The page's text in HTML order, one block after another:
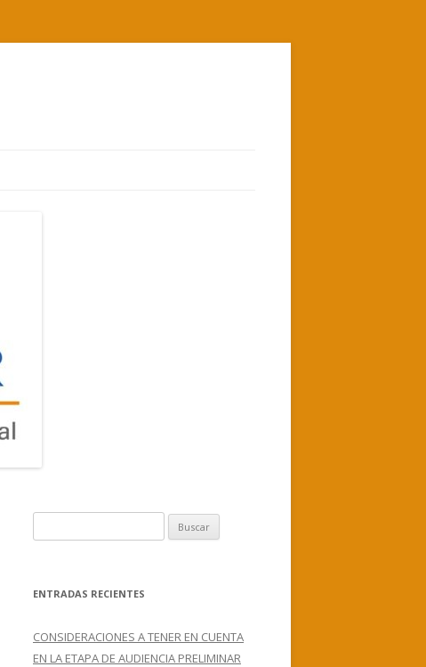
u
c
r
:
ENTRADAS RECIENTES
CONSIDERACIONES A TENER EN CUENTA
EN LA ETAPA DE AUDIENCIA PRELIMINAR